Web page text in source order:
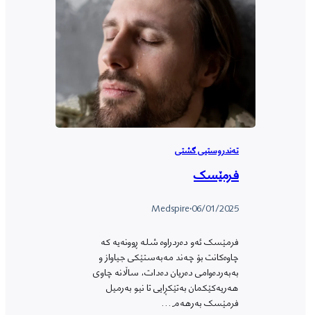
تەندروستیی گشتی
فرمێسک
06/01/2025
·
Medspire
فرمێسک ئەو دەردراوە شلە ڕوونەیە کە
چاوەکانت بۆ چەند مەبەستێکی جیاواز و
بەبەردەوامی دەریان دەدات، ساڵانە چاوی
هەریەکێکمان بەتێکڕایی تا نیو بەرمیل
فرمێسک بەرهەم…